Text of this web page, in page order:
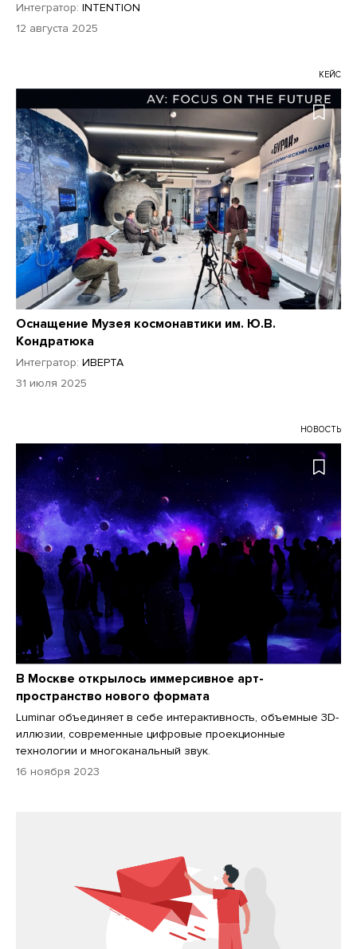
Интегратор: INTENTION
12 августа 2025
КЕЙС
Оснащение Музея космонавтики им. Ю.В.
Кондратюка
Интегратор: ИВЕРТА
31 июля 2025
НОВОСТЬ
В Москве открылось иммерсивное арт-
пространство нового формата
Luminar объединяет в себе интерактивность, объемные 3D-
иллюзии, современные цифровые проекционные
технологии и многоканальный звук.
16 ноября 2023